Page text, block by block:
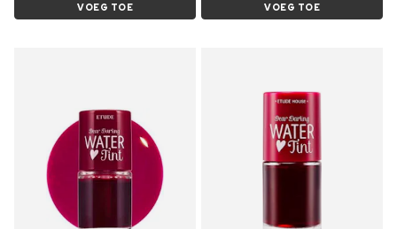
VOEG TOE VOEG TOE